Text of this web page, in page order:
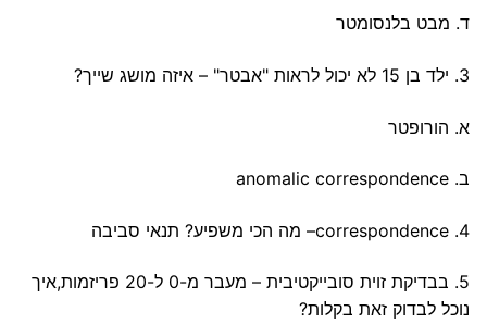
ד. מבט בלנסומטר
3. ילד בן 15 לא יכול לראות "אבטר" – איזה מושג שייך?
א. הורופטר
ב. anomalic correspondence
4. correspondence– מה הכי משפיע? תנאי סביבה
5. בבדיקת זוית סובייקטיבית – מעבר מ-0 ל-20 פריזמות,איך
נוכל לבדוק זאת בקלות?